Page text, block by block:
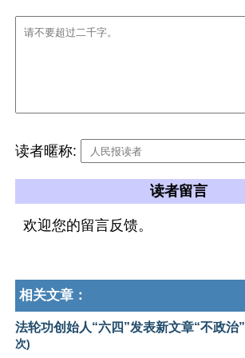
读者暱称:
读者留言
欢迎您的留言反馈。
相关文章：
法轮功创始人“六四”发表新文章“不政治”
次)